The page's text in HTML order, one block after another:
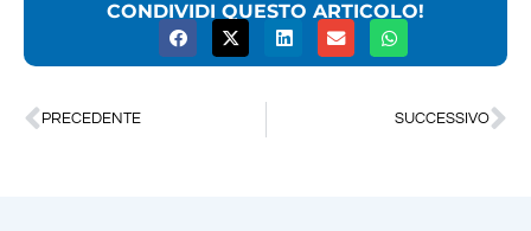
CONDIVIDI QUESTO ARTICOLO!
PRECEDENTE SUCCESSIVO